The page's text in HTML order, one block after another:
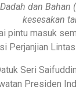
dan
kesesakan
pintu masuk
Perjanjian
Seri
Presiden